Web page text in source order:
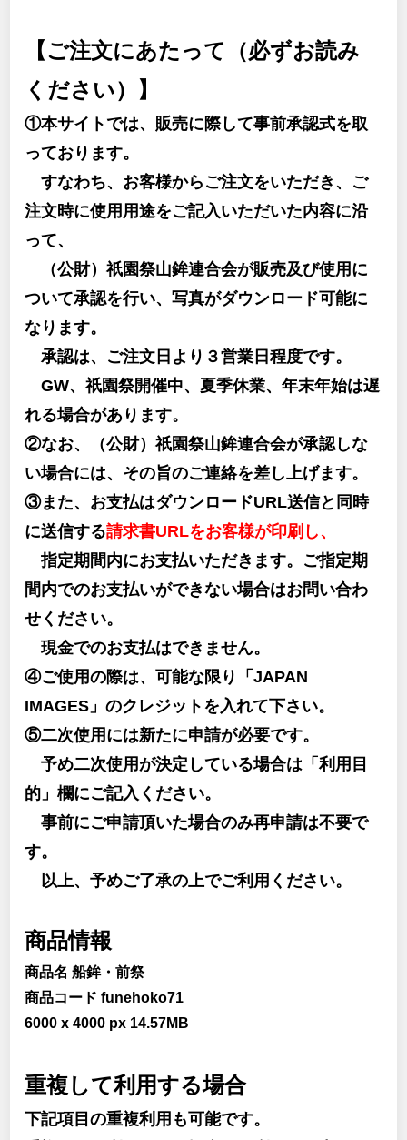
【ご注文にあたって（必ずお読み
ください）】
①本サイトでは、販売に際して事前承認式を取
っております。
すなわち、お客様からご注文をいただき、ご
注文時に使用用途をご記入いただいた内容に沿
って、
（公財）祇園祭山鉾連合会が販売及び使用に
ついて承認を行い、写真がダウンロード可能に
なります。
承認は、ご注文日より３営業日程度です。
GW、祇園祭開催中、夏季休業、年末年始は遅
れる場合があります。
②なお、（公財）祇園祭山鉾連合会が承認しな
い場合には、その旨のご連絡を差し上げます。
③また、お支払はダウンロードURL送信と同時
に送信する請求書URLをお客様が印刷し、
指定期間内にお支払いただきます。ご指定期
間内でのお支払いができない場合はお問い合わ
せください。
現金でのお支払はできません。
④ご使用の際は、可能な限り「JAPAN
IMAGES」のクレジットを入れて下さい。
⑤二次使用には新たに申請が必要です。
予め二次使用が決定している場合は「利用目
的」欄にご記入ください。
事前にご申請頂いた場合のみ再申請は不要で
す。
以上、予めご了承の上でご利用ください。
商品情報
商品名 船鉾・前祭
商品コード funehoko71
6000 x 4000 px 14.57MB
重複して利用する場合
下記項目の重複利用も可能です。